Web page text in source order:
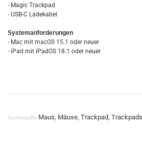
- Magic Trackpad
- USB-C Ladekabel
Systemanforderungen
- Mac mit macOS 15.1 oder neuer
- iPad mit iPadOS 18.1 oder neuer
Suchbegriffe: Maus, Mäuse, Trackpad, Trackpads